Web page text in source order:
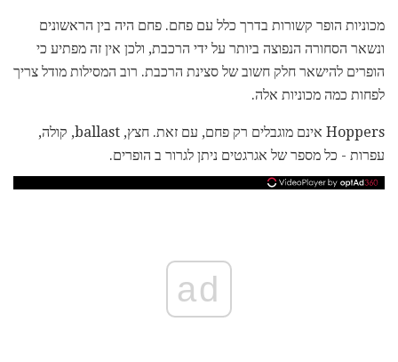
מכוניות הופר קשורות בדרך כלל עם פחם. פחם היה בין הראשונים
ונשאר הסחורה הנפוצה ביותר על ידי הרכבת, ולכן אין זה מפתיע כי
הופרים להישאר חלק חשוב של סצינת הרכבת. רוב המסילות מודל צריך
לפחות כמה מכוניות אלה.
Hoppers אינם מוגבלים רק פחם, עם זאת. חצץ, ballast, קולה,
עפרות - כל מספר של אגרגטים ניתן לגרור ב הופרים.
ad